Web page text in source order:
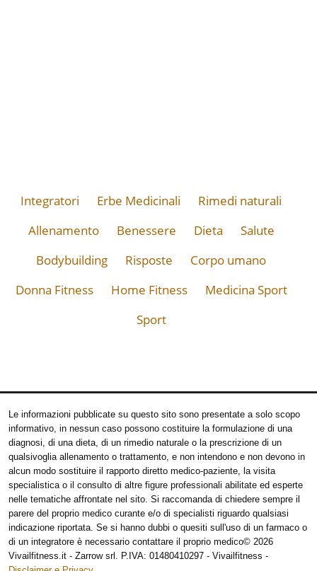
Integratori Erbe Medicinali
Rimedi naturali
Allenamento
Benessere Dieta
Salute
Bodybuilding
Risposte
Corpo umano
Donna Fitness
Home Fitness
Medicina Sport
Sport
Le informazioni pubblicate su questo sito sono presentate a solo scopo
informativo, in nessun caso possono costituire la formulazione di una
diagnosi, di una dieta, di un rimedio naturale o la prescrizione di un
qualsivoglia allenamento o trattamento, e non intendono e non devono in
alcun modo sostituire il rapporto diretto medico-paziente, la visita
specialistica o il consulto di altre figure professionali abilitate ed esperte
nelle tematiche affrontate nel sito. Si raccomanda di chiedere sempre il
parere del proprio medico curante e/o di specialisti riguardo qualsiasi
indicazione riportata. Se si hanno dubbi o quesiti sull'uso di un farmaco o
di un integratore è necessario contattare il proprio medico© 2026
Vivailfitness.it - Zarrow srl. P.IVA: 01480410297 - Vivailfitness -